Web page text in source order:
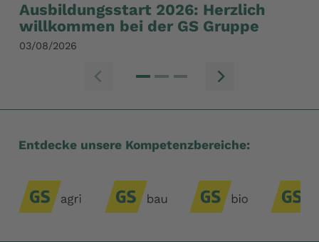
Ausbildungsstart 2026: Herzlich
willkommen bei der GS Gruppe
03/08/2026
Zum Zum
Entdecke unsere Kompetenzbereiche: